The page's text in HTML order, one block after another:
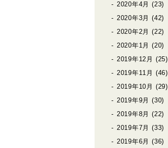
2020年4月 (23)
2020年3月 (42)
2020年2月 (22)
2020年1月 (20)
2019年12月 (25)
2019年11月 (46)
2019年10月 (29)
2019年9月 (30)
2019年8月 (22)
2019年7月 (33)
2019年6月 (36)